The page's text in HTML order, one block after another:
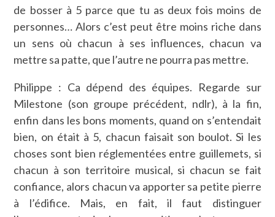
de bosser à 5 parce que tu as deux fois moins de
personnes… Alors c’est peut être moins riche dans
un sens où chacun à ses influences, chacun va
mettre sa patte, que l’autre ne pourra pas mettre.
Philippe : Ca dépend des équipes. Regarde sur
Milestone (son groupe précédent, ndlr), à la fin,
enfin dans les bons moments, quand on s’entendait
bien, on était à 5, chacun faisait son boulot. Si les
choses sont bien réglementées entre guillemets, si
chacun à son territoire musical, si chacun se fait
confiance, alors chacun va apporter sa petite pierre
à l’édifice. Mais, en fait, il faut distinguer